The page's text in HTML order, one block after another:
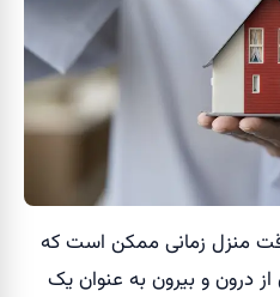
منزل زمانی ممکن است که
از درون و بیرون به عنوان یک